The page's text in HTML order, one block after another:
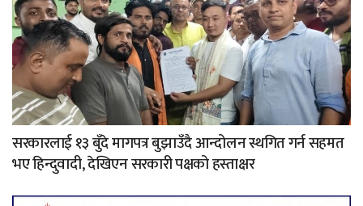
सरकारलाई १३ बुँदे मागपत्र बुझाउँदै आन्दोलन स्थगित गर्न सहमत
भए हिन्दुवादी, देखिएन सरकारी पक्षको हस्ताक्षर